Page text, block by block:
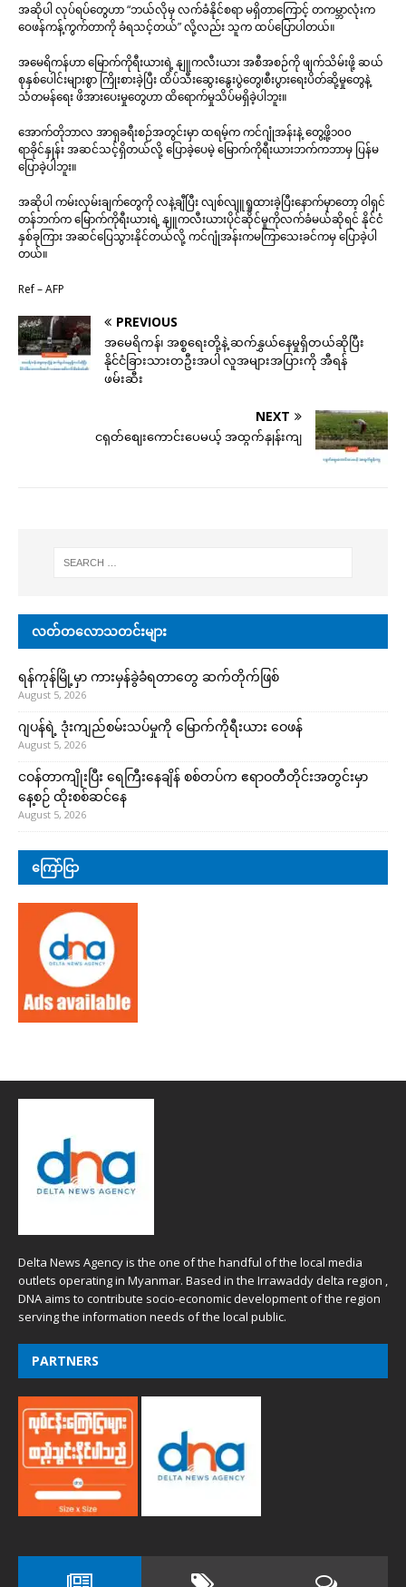
အဆိုပါ လုပ်ရပ်တွေဟာ “ဘယ်လိုမှ လက်ခံနိုင်စရာ မရှိတာကြောင့် တကမ္ဘာလုံးက
ဝေဖန်ကန့်ကွက်တာကို ခံရသင့်တယ်” လို့လည်း သူက ထပ်ပြောပါတယ်။
အမေရိကန်ဟာ မြောက်ကိုရီးယားရဲ့ နျူကလီးယား အစီအစဉ်ကို ဖျက်သိမ်းဖို့ ဆယ်
စုနှစ်ပေါင်းများစွာ ကြိုးစားခဲ့ပြီး ထိပ်သီးဆွေးနွေးပွဲတွေ၊စီးပွားရေးပိတ်ဆို့မှုတွေနဲ့
သံတမန်ရေး ဖိအားပေးမှုတွေဟာ ထိရောက်မှုသိပ်မရှိခဲ့ပါဘူး။
အောက်တိုဘာလ အာရှခရီးစဉ်အတွင်းမှာ ထရမ့်က ကင်ဂျုံအန်းနဲ့ တွေ့ဖို့၁၀၀
ရာခိုင်နှုန်း အဆင်သင့်ရှိတယ်လို့ ပြောခဲ့ပေမဲ့ မြောက်ကိုရီးယားဘက်ကဘာမှ ပြန်မ
ပြောခဲ့ပါဘူး။
အဆိုပါ ကမ်းလှမ်းချက်တွေကို လနဲ့ချီပြီး လျစ်လျူရှုထားခဲ့ပြီးနောက်မှာတော့ ဝါရှင်
တန်ဘက်က မြောက်ကိုရီးယားရဲ့ နျူကလီးယားပိုင်ဆိုင်မှုကိုလက်ခံမယ်ဆိုရင် နိုင်ငံ
နှစ်ခုကြား အဆင်ပြေသွားနိုင်တယ်လို့ ကင်ဂျုံအန်းကမကြာသေးခင်ကမှ ပြောခဲ့ပါ
တယ်။
Ref – AFP
PREVIOUS
အမေရိကန်၊ အစ္စရေးတို့နဲ့ ဆက်နွှယ်နေမှုရှိတယ်ဆိုပြီး
နိုင်ငံခြားသားတဦးအပါ လူအများအပြားကို အီရန်
ဖမ်းဆီး
NEXT
ငရုတ်စျေးကောင်းပေမယ့် အထွက်နှုန်းကျ
လတ်တလောသတင်းများ
ရန်ကုန်မြို့မှာ ကားမှန်ခွဲခံရတာတွေ ဆက်တိုက်ဖြစ်
August 5, 2026
ဂျပန်ရဲ့ ဒုံးကျည်စမ်းသပ်မှုကို မြောက်ကိုရီးယား ဝေဖန်
August 5, 2026
ငဝန်တာကျိုးပြီး ရေကြီးနေချိန် စစ်တပ်က ဧရာဝတီတိုင်းအတွင်းမှာ
နေ့စဉ် ထိုးစစ်ဆင်နေ
August 5, 2026
ကြော်ငြာ
Delta News Agency is the one of the handful of the local media
outlets operating in Myanmar. Based in the Irrawaddy delta region ,
DNA aims to contribute socio-economic development of the region
serving the information needs of the local public.
PARTNERS